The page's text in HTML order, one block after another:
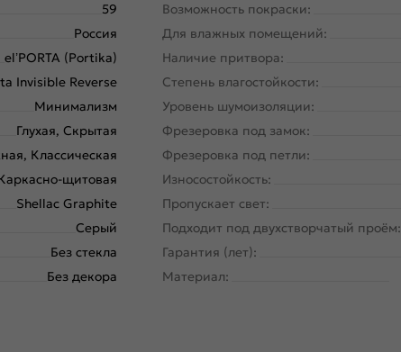
59
Россия
el’PORTA (Portika)
Invisible Reverse
Минимализм
Глухая, Скрытая
Классическая
щитовая
Shellac Graphite
Серый
Без стекла
Без декора
Возможность покраски:
Для влажных помещений:
Наличие притвора:
Степень влагостойкости:
Уровень шумоизоляции:
Фрезеровка под замок:
Фрезеровка под петли:
Износостойкость:
Пропускает свет:
Подходит под двухстворчатый проём:
Гарантия (лет):
Материал: